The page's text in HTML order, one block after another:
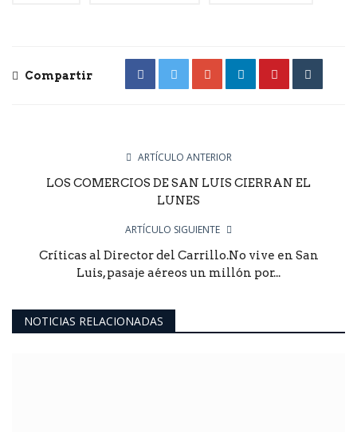
Compartir
ARTÍCULO ANTERIOR
LOS COMERCIOS DE SAN LUIS CIERRAN EL
LUNES
ARTÍCULO SIGUIENTE
Críticas al Director del Carrillo.No vive en San
Luis, pasaje aéreos un millón por...
NOTICIAS RELACIONADAS